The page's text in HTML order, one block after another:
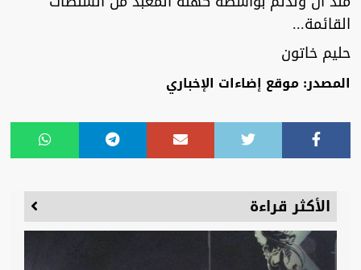
القائمة...
حليم خاتون
المصدر: موقع إضاءات الإخباري
الأكثر قراءة